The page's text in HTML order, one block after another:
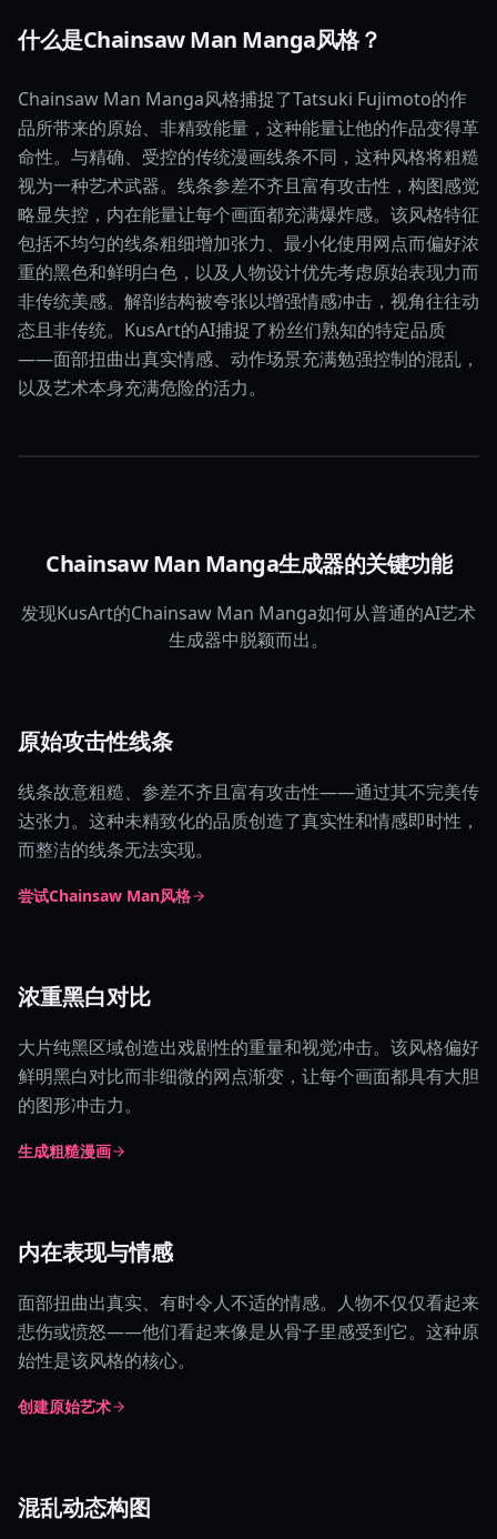
什么是Chainsaw Man Manga风格？
Chainsaw Man Manga风格捕捉了Tatsuki Fujimoto的作
品所带来的原始、非精致能量，这种能量让他的作品变得革
命性。与精确、受控的传统漫画线条不同，这种风格将粗糙
视为一种艺术武器。线条参差不齐且富有攻击性，构图感觉
略显失控，内在能量让每个画面都充满爆炸感。该风格特征
包括不均匀的线条粗细增加张力、最小化使用网点而偏好浓
重的黑色和鲜明白色，以及人物设计优先考虑原始表现力而
非传统美感。解剖结构被夸张以增强情感冲击，视角往往动
态且非传统。KusArt的AI捕捉了粉丝们熟知的特定品质
——面部扭曲出真实情感、动作场景充满勉强控制的混乱，
以及艺术本身充满危险的活力。
Chainsaw Man Manga生成器的关键功能
发现KusArt的Chainsaw Man Manga如何从普通的AI艺术
生成器中脱颖而出。
原始攻击性线条
线条故意粗糙、参差不齐且富有攻击性——通过其不完美传
达张力。这种未精致化的品质创造了真实性和情感即时性，
而整洁的线条无法实现。
尝试Chainsaw Man风格
浓重黑白对比
大片纯黑区域创造出戏剧性的重量和视觉冲击。该风格偏好
鲜明黑白对比而非细微的网点渐变，让每个画面都具有大胆
的图形冲击力。
生成粗糙漫画
内在表现与情感
面部扭曲出真实、有时令人不适的情感。人物不仅仅看起来
悲伤或愤怒——他们看起来像是从骨子里感受到它。这种原
始性是该风格的核心。
创建原始艺术
混乱动态构图